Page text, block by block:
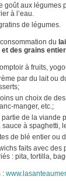
goût aux légumes
à l’eau.
de légumes.
du
des grains
à fruits,
par du lait ou
un choix de
manger, etc.;
de la viande
sauce à spaghetti,
de blé entier ou
faits avec des
: pita, tortilla,
: